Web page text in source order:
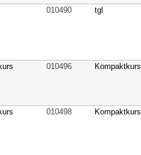
010490 tgl
010496 Kompaktkurs
010498 Kompaktkurs